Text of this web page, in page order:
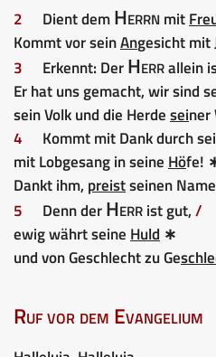
2 Dient demHerrnmit
Kommt vor seinAngesicht mit
3
Erkennt: DerHerrallein
Er hat uns gemacht, wir sind
sein Volk und die Herdeseiner
4
Kommt mit Dank durch
mit Lobgesang in seine Höfe!
Dankt ihm, preistseinen
5
Denn derHerrist gut,/
ewig währt seine Huld ∗
und von Geschlecht zu Ge
Ruf vor dem Evangelium